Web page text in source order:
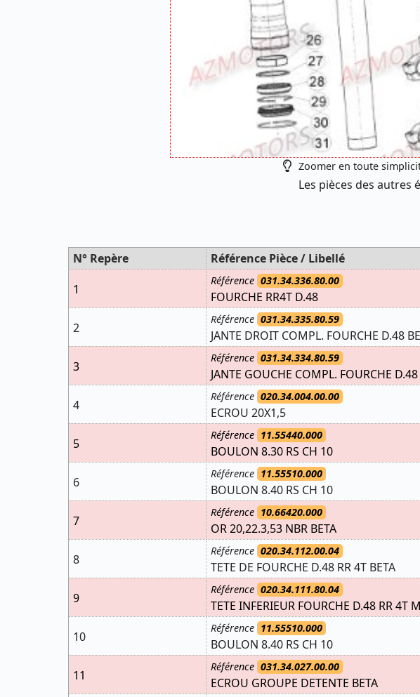
Zoomer en toute
Les pièces des autres
N° Repère Référence Pièce / Libellé
1
Référence 031.34.336.80.00
FOURCHE RR4T D.48
2
Référence 031.34.335.80.59
JANTE DROIT COMPL. FOURCHE D.48
3
Référence 031.34.334.80.59
JANTE GOUCHE COMPL. FOURCHE D.48
4
Référence 020.34.004.00.00
ECROU 20X1,5
5
Référence 11.55440.000
BOULON 8.30 RS CH 10
6
Référence 11.55510.000
BOULON 8.40 RS CH 10
7
Référence 10.66420.000
OR 20,22.3,53 NBR BETA
8
Référence 020.34.112.00.04
TETE DE FOURCHE D.48 RR 4T BETA
9
Référence 020.34.111.80.04
TETE INFERIEUR FOURCHE D.48 RR 4T
10
Référence 11.55510.000
BOULON 8.40 RS CH 10
11
Référence 031.34.027.00.00
ECROU GROUPE DETENTE BETA